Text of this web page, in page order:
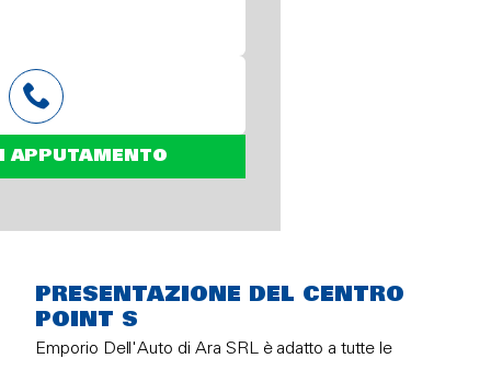
APPUTAMENTO
PRESENTAZIONE DEL CENTRO
POINT S
Emporio Dell'Auto di Ara SRL è adatto a tutte le